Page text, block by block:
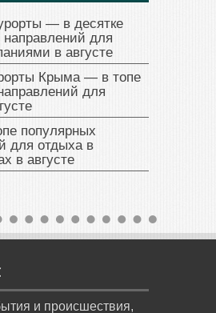
— в десятке
для
в августе
Крыма — в топе
для
популярных
для отдыха в
в августе
и происшествия,